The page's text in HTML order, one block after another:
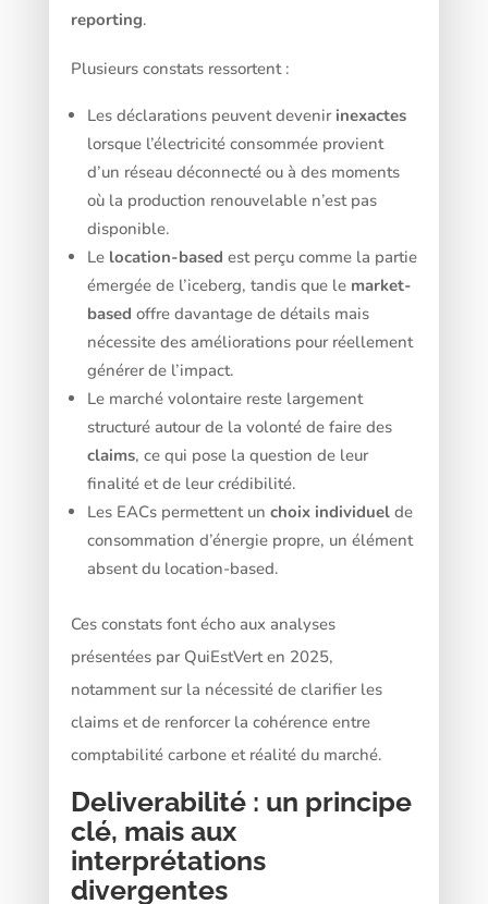
reporting.
Plusieurs constats ressortent :
Les déclarations peuvent devenir inexactes
lorsque l’électricité consommée provient
d’un réseau déconnecté ou à des moments
où la production renouvelable n’est pas
disponible.
Le location-based est perçu comme la partie
émergée de l’iceberg, tandis que le market-
based offre davantage de détails mais
nécessite des améliorations pour réellement
générer de l’impact.
Le marché volontaire reste largement
structuré autour de la volonté de faire des
claims, ce qui pose la question de leur
finalité et de leur crédibilité.
Les EACs permettent un choix individuelde
consommation d’énergie propre, un élément
absent du location-based.
Ces constats font écho aux analyses
présentées par QuiEstVert en 2025,
notamment sur la nécessité de clarifier les
claims et de renforcer la cohérence entre
comptabilité carbone et réalité du marché.
Deliverabilité : un principe
clé, mais aux
interprétations
divergentes